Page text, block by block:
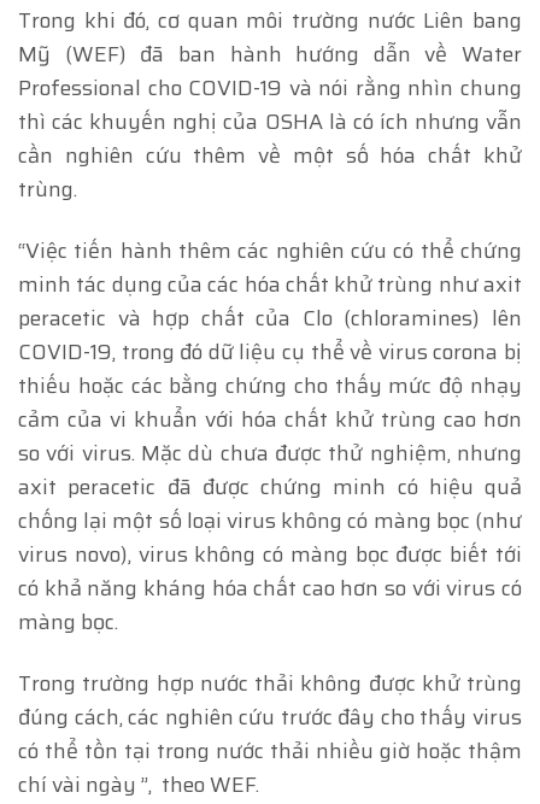
Trong khi đó, cơ quan môi trường nước Liên bang
Mỹ (WEF) đã ban hành hướng dẫn về Water
Professional cho COVID-19 và nói rằng nhìn chung
thì các khuyến nghị của OSHA là có ích nhưng vẫn
cần nghiên cứu thêm về một số hóa chất khử
trùng.
“Việc tiến hành thêm các nghiên cứu có thể chứng
minh tác dụng của các hóa chất khử trùng như axit
peracetic và hợp chất của Clo (chloramines) lên
COVID-19, trong đó dữ liệu cụ thể về virus corona bị
thiếu hoặc các bằng chứng cho thấy mức độ nhạy
cảm của vi khuẩn với hóa chất khử trùng cao hơn
so với virus. Mặc dù chưa được thử nghiệm, nhưng
axit peracetic đã được chứng minh có hiệu quả
chống lại một số loại virus không có màng bọc (như
virus novo), virus không có màng bọc được biết tới
có khả năng kháng hóa chất cao hơn so với virus có
màng bọc.
Trong trường hợp nước thải không được khử trùng
đúng cách, các nghiên cứu trước đây cho thấy virus
có thể tồn tại trong nước thải nhiều giờ hoặc thậm
chí vài ngày ”, theo WEF.